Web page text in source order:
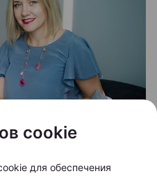
Порадуйтесь снегу,
cookie
для обеспечения